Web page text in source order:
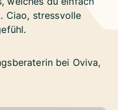
Ciao, stressvolle
bei Oviva,